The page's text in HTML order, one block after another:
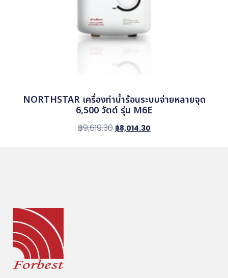
NORTHSTAR เครื่องทำน้ำร้อนระบบจ่ายหลายจุด
6,500 วัตต์ รุ่น M6E
฿9,619.30 ฿8,014.30